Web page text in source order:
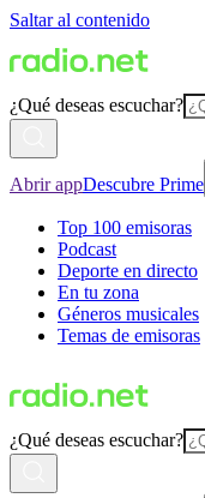
Saltar al contenido
¿Qué deseas escuchar?
Abrir appDescubre Prime
Top 100 emisoras
Podcast
Deporte en directo
En tu zona
Géneros musicales
Temas de emisoras
¿Qué deseas escuchar?